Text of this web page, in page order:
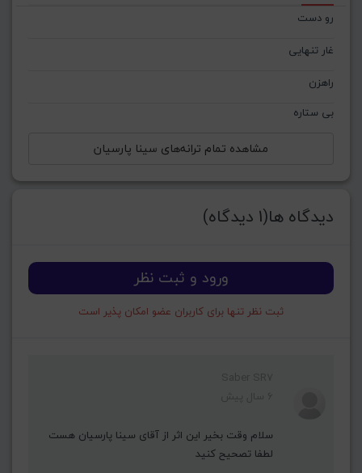
رو دست
غار تنهایی
راهزن
بی ستاره
مشاهده تمام ترانه‌های سینا پارسیان
دیدگاه ها(1 دیدگاه)
ورود و ثبت نظر
ثبت نظر تنها برای کاربران عضو امکان پذیر است
سلام وقت بخیر این اثر از آقای سینا پارسیان هست
لطفا تصحیح کنید